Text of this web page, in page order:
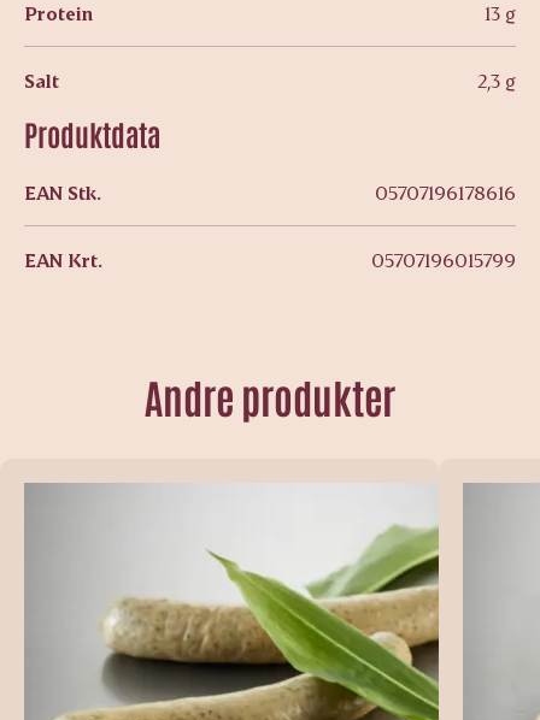
Protein 13 g
Salt 2,3 g
Produktdata
EAN Stk. 05707196178616
EAN Krt. 05707196015799
Andre produkter